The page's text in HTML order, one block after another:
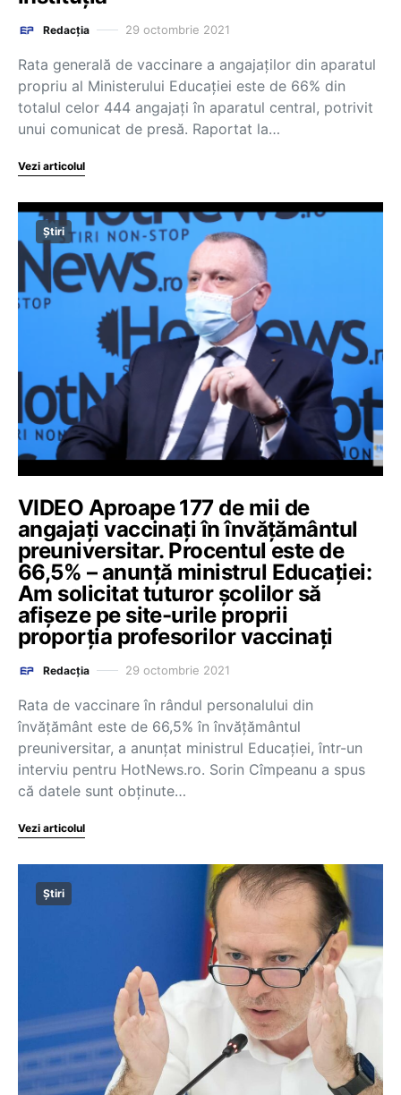
Redacția 29 octombrie 2021
Rata generală de vaccinare a angajaților din aparatul
propriu al Ministerului Educației este de 66% din
totalul celor 444 angajați în aparatul central, potrivit
unui comunicat de presă. Raportat la…
Vezi articolul
Știri
VIDEO Aproape 177 de mii de
angajați vaccinați în învățământul
preuniversitar. Procentul este de
66,5% – anunță ministrul Educației:
Am solicitat tuturor școlilor să
afișeze pe site-urile proprii
proporția profesorilor vaccinați
Redacția 29 octombrie 2021
Rata de vaccinare în rândul personalului din
învățământ este de 66,5% în învățământul
preuniversitar, a anunțat ministrul Educației, într-un
interviu pentru HotNews.ro. Sorin Cîmpeanu a spus
că datele sunt obținute…
Vezi articolul
Știri